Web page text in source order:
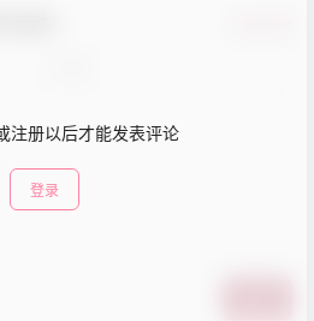
注册以后才能发表评论
登录